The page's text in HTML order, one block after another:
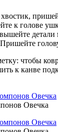
к голове
детали
чтобы
к канве
Овечка